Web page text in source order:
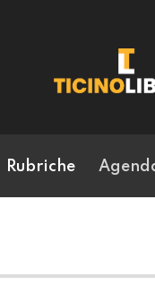
Rubriche